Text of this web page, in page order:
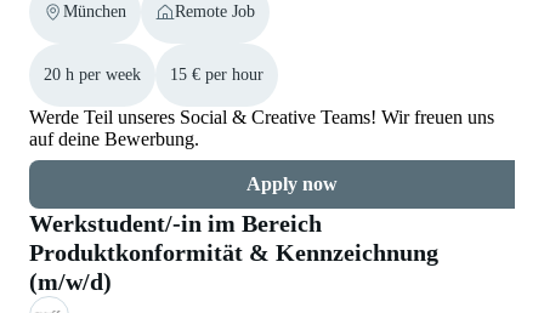
München Remote Job
20 h per week 15 € per hour
Werde Teil unseres Social & Creative Teams! Wir freuen uns
auf deine Bewerbung.
Apply now
Werkstudent/-in im Bereich
Produktkonformität & Kennzeichnung
(m/w/d)